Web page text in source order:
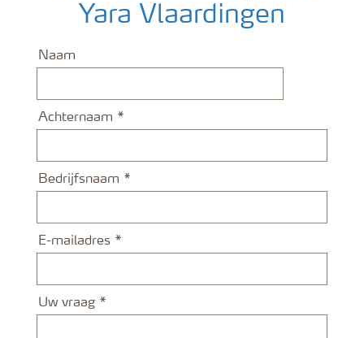
Yara Vlaardingen
Naam
Achternaam
Bedrijfsnaam
E-mailadres
Uw vraag